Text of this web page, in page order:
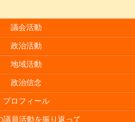
議会活動
政治活動
地域活動
政治信念
プロフィール
議員活動を振り返って